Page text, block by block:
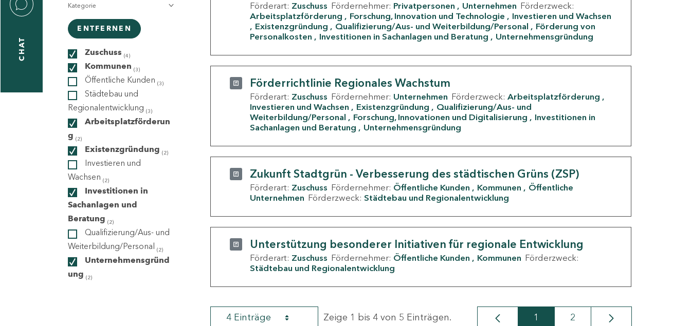
CHAT
Kategorie
ENTFERNEN
Zuschuss (4)
Kommunen (3)
Öffentliche Kunden (3)
Städtebau und
Regionalentwicklung (3)
Arbeitsplatzförderun
g (2)
Existenzgründung (2)
Investieren und
Wachsen (2)
Investitionen in
Sachanlagen und
Beratung (2)
Qualifizierung/Aus- und
Weiterbildung/Personal (2)
Unternehmensgründ
ung (2)
Förderart: Zuschuss Fördernehmer: Privatpersonen Unternehmen Förderzweck:
Arbeitsplatzförderung
Forschung, Innovation und Technologie
Investieren und Wachsen
Existenzgründung
Qualifizierung/Aus- und Weiterbildung/Personal
Förderung von
Personalkosten
Investitionen in Sachanlagen und Beratung Unternehmensgründung
Förderrichtlinie Regionales Wachstum
Förderart: Zuschuss Fördernehmer: Unternehmen Förderzweck: Arbeitsplatzförderung
Investieren und Wachsen
Existenzgründung
Qualifizierung/Aus- und
Weiterbildung/Personal
Forschung, Innovationen und Digitalisierung
Investitionen in
Sachanlagen und Beratung
Unternehmensgründung
Zukunft Stadtgrün - Verbesserung des städtischen Grüns (ZSP)
Förderart: Zuschuss Fördernehmer: Öffentliche Kunden Kommunen
Öffentliche
Unternehmen Förderzweck: Städtebau und Regionalentwicklung
Unterstützung besonderer Initiativen für regionale Entwicklung
Förderart: Zuschuss Fördernehmer: Öffentliche Kunden Kommunen Förderzweck:
Städtebau und Regionalentwicklung
4 Einträge Zeige 1 bis 4 von 5 Einträgen. Seite
1 Seite
2